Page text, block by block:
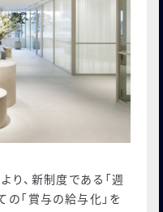
社の対応
、新制度である「週
の「賞与の給与化」を